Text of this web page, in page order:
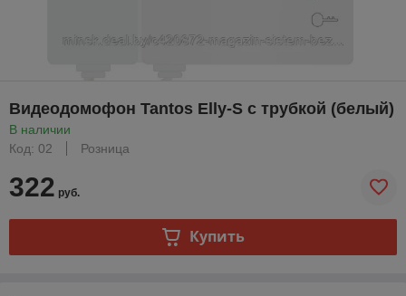
Видеодомофон Tantos Elly-S с трубкой (белый)
В наличии
Код: 02
Розница
322 руб.
Купить